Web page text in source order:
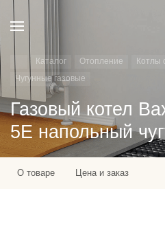
Каталог Отопление
Котлы
Чугунные газовые
Газовый котел
5E напольный
О товаре Цена и заказ